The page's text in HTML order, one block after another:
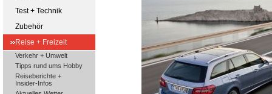
Test + Technik
Zubehör
Reise + Freizeit
Verkehr + Umwelt
Tipps rund ums Hobby
Reiseberichte +
Insider-Infos